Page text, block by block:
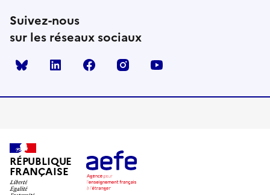
Suivez-nous
sur les réseaux sociaux
Bluesky linkedin facebook instagram
RÉPUBLIQUE
FRANÇAISE